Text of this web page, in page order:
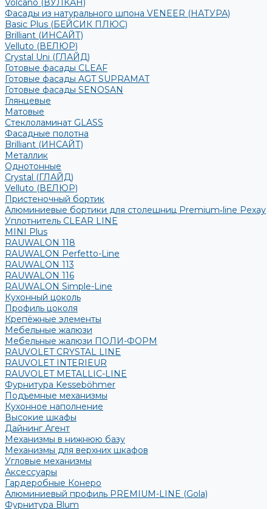
Volcano (ВУЛКАН)
Фасады из натурального шпона VENEER (НАТУРА)
Basic Plus (БЕЙСИК ПЛЮС)
Brilliant (ИНСАЙТ)
Velluto (ВЕЛЮР)
Crystal Uni (ГЛАЙД)
Готовые фасады CLEAF
Готовые фасады AGT SUPRAMAT
Готовые фасады SENOSAN
Глянцевые
Матовые
Стеклоламинат GLASS
Фасадные полотна
Brilliant (ИНСАЙТ)
Металлик
Однотонные
Crystal (ГЛАЙД)
Velluto (ВЕЛЮР)
Пристеночный бортик
Алюминиевые бортики для столешниц Premium‑line Рехау
Уплотнитель CLEAR LINE
MINI Plus
RAUWALON 118
RAUWALON Perfetto-Line
RAUWALON 113
RAUWALON 116
RAUWALON Simple-Line
Кухонный цоколь
Профиль цоколя
Крепёжные элементы
Мебельные жалюзи
Мебельные жалюзи ПОЛИ-ФОРМ
RAUVOLET CRYSTAL LINE
RAUVOLET INTERIEUR
RAUVOLET METALLIC-LINE
Фурнитура Kesseböhmer
Подъемные механизмы
Кухонное наполнение
Высокие шкафы
Дайнинг Агент
Механизмы в нижнюю базу
Механизмы для верхних шкафов
Угловые механизмы
Аксессуары
Гардеробные Конеро
Алюминиевый профиль PREMIUM-LINE (Gola)
Фурнитура Blum